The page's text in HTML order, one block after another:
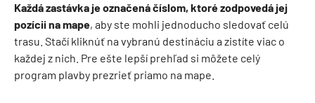
Každá zastávka je označená číslom, ktoré zodpovedá jej
pozícii na mape, aby ste mohli jednoducho sledovať celú
trasu. Stačí kliknúť na vybranú destináciu a zistíte viac o
každej z nich. Pre ešte lepší prehľad si môžete celý
program plavby prezrieť priamo na mape.